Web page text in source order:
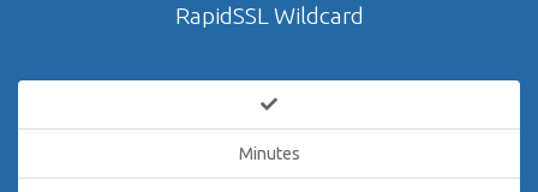
RapidSSL Wildcard
Minutes